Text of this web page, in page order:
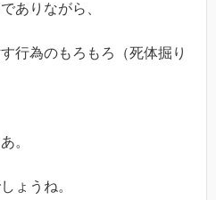
ありながら、
行為のもろもろ（死体掘り
。
ょうね。